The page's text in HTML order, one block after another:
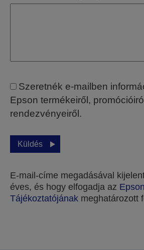
Szeretnék e-mailben
Epson termékeiről,
rendezvényeiről.
Küldés
E-mail-címe megadásával
éves, és hogy elfogadja az
Tájékoztatójának meghatározott